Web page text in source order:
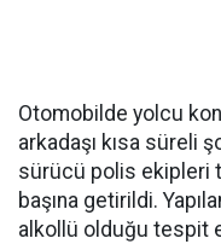
Otomobilde yolcu
arkadaşı kısa süreli
sürücü polis ekipleri
başına getirildi.
alkollü olduğu tespit